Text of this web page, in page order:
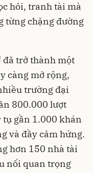
hỏi, tranh tài mà
từng chặng đường
đã trở thành một
càng mở rộng,
trường đại
800.000 lượt
gần 1.000 khán
và đầy cảm hứng.
hơn 150 nhà tài
nối quan trọng